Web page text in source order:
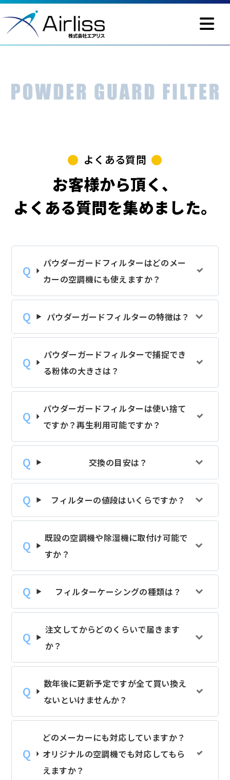
よくある質問
よくある質問
お客様から頂く、
よくある質問を集めました。
パウダーガードフィルターはどのメー
カーの空調機にも使えますか？
パウダーガードフィルターの特徴は？
パウダーガードフィルターで捕捉でき
る粉体の大きさは？
パウダーガードフィルターは使い捨て
ですか？再生利用可能ですか？
交換の目安は？
フィルターの値段はいくらですか？
既設の空調機や除湿機に取付け可能で
すか？
フィルターケーシングの種類は？
注文してからどのくらいで届きます
か？
数年後に更新予定ですが全て買い換え
ないといけませんか？
どのメーカーにも対応していますか？
オリジナルの空調機でも対応してもら
えますか？